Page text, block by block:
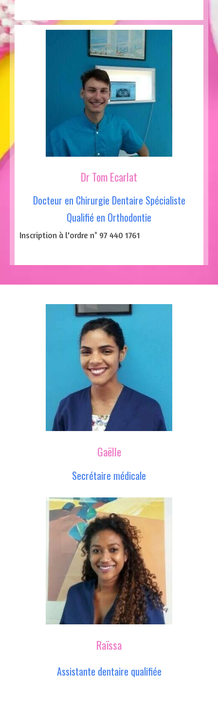
Dr Tom Ecarlat
Docteur en Chirurgie Dentaire Spécialiste
Qualifié en Orthodontie
Inscription à l'ordre n° 97 440 1761
Gaëlle
Secrétaire médicale
Raïssa
Assistante dentaire qualifiée